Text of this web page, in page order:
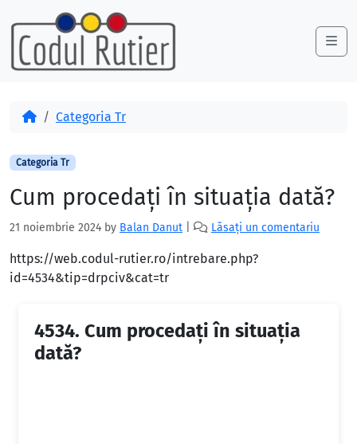
Skip to content
Skip to footer
AcasăCategoria Tr
Categoria Tr
Cum procedați în situația dată?
21 noiembrie 2024 by Balan Danut Lăsați un comentariu
https://web.codul-rutier.ro/intrebare.php?
id=4534&tip=drpciv&cat=tr
4534. Cum procedați în situația
dată?